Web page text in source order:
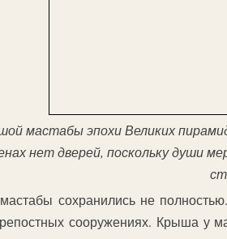
мастабы эпохи Великих
нет дверей, поскольку души
сохранились не
сооружениях. Крыша у